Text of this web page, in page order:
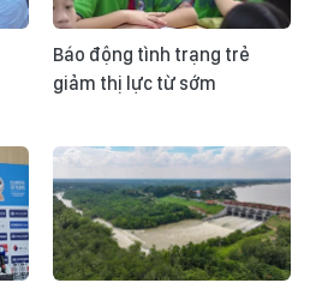
Báo động tình trạng trẻ
giảm thị lực từ sớm